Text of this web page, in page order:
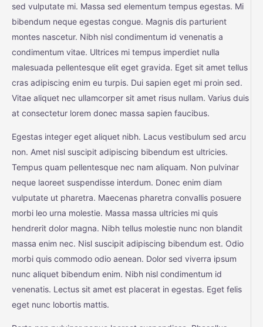
sed vulputate mi. Massa sed elementum tempus egestas. Mi
bibendum neque egestas congue. Magnis dis parturient
montes nascetur. Nibh nisl condimentum id venenatis a
condimentum vitae. Ultrices mi tempus imperdiet nulla
malesuada pellentesque elit eget gravida. Eget sit amet tellus
cras adipiscing enim eu turpis. Dui sapien eget mi proin sed.
Vitae aliquet nec ullamcorper sit amet risus nullam. Varius duis
at consectetur lorem donec massa sapien faucibus.
Egestas integer eget aliquet nibh. Lacus vestibulum sed arcu
non. Amet nisl suscipit adipiscing bibendum est ultricies.
Tempus quam pellentesque nec nam aliquam. Non pulvinar
neque laoreet suspendisse interdum. Donec enim diam
vulputate ut pharetra. Maecenas pharetra convallis posuere
morbi leo urna molestie. Massa massa ultricies mi quis
hendrerit dolor magna. Nibh tellus molestie nunc non blandit
massa enim nec. Nisl suscipit adipiscing bibendum est. Odio
morbi quis commodo odio aenean. Dolor sed viverra ipsum
nunc aliquet bibendum enim. Nibh nisl condimentum id
venenatis. Lectus sit amet est placerat in egestas. Eget felis
eget nunc lobortis mattis.